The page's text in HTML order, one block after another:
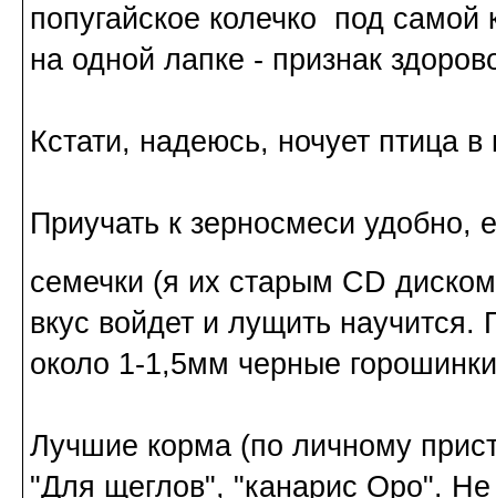
попугайское колечко под
на одной лапке - признак
Кстати, надеюсь, ночует птица
Приучать к зерносмеси удобно,
семечки (я их старым CD
вкус войдет и лущить научится.
около 1-1,5мм черные
Лучшие корма (по личному
"Для щеглов", "канарис Оро". Не